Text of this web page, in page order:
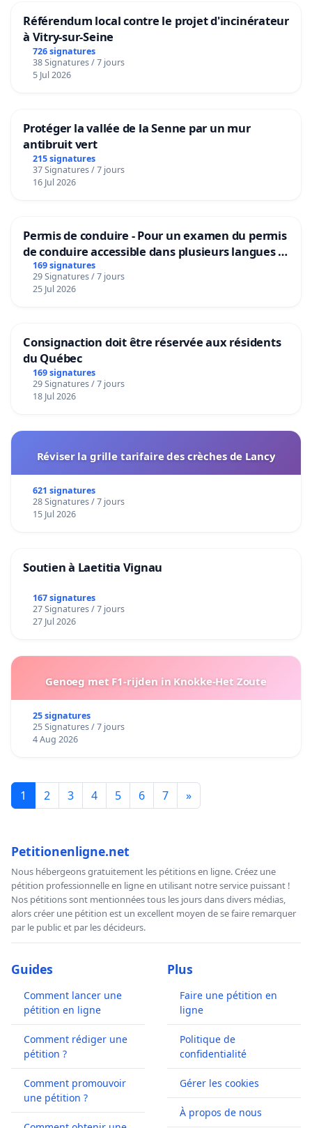
Référendum local contre le projet d'incinérateur
à Vitry-sur-Seine
726 signatures
38 Signatures / 7 jours
5 Jul 2026
Protéger la vallée de la Senne par un mur
antibruit vert
215 signatures
37 Signatures / 7 jours
16 Jul 2026
Permis de conduire - Pour un examen du permis
de conduire accessible dans plusieurs langues à
Bruxelles
169 signatures
29 Signatures / 7 jours
25 Jul 2026
Consignaction doit être réservée aux résidents
du Québec
169 signatures
29 Signatures / 7 jours
18 Jul 2026
Réviser la grille tarifaire des crèches de Lancy
621 signatures
28 Signatures / 7 jours
15 Jul 2026
Soutien à Laetitia Vignau
167 signatures
27 Signatures / 7 jours
27 Jul 2026
Genoeg met F1-rijden in Knokke-Het Zoute
25 signatures
25 Signatures / 7 jours
4 Aug 2026
1 2 3 4 5 6 7 »
Petitionenligne.net
Nous hébergeons gratuitement les pétitions en ligne. Créez une
pétition professionnelle en ligne en utilisant notre service puissant !
Nos pétitions sont mentionnées tous les jours dans divers médias,
alors créer une pétition est un excellent moyen de se faire remarquer
par le public et par les décideurs.
Guides
Comment lancer une
pétition en ligne
Comment rédiger une
pétition ?
Comment promouvoir
une pétition ?
Plus
Faire une pétition en
ligne
Politique de
confidentialité
Gérer les cookies
À propos de nous